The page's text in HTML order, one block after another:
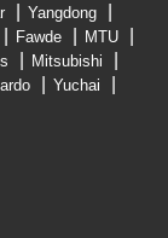
Yangdong
Fawde
MTU
Mitsubishi
Yuchai